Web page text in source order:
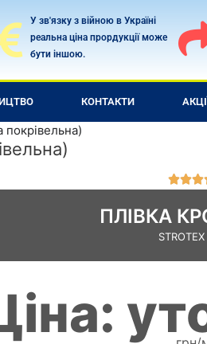
У зв'язку з війною в Україні
реальна ціна прордукції може
бути іншою.
КОНТАКТИ
покрівельна)

ПЛІВКА